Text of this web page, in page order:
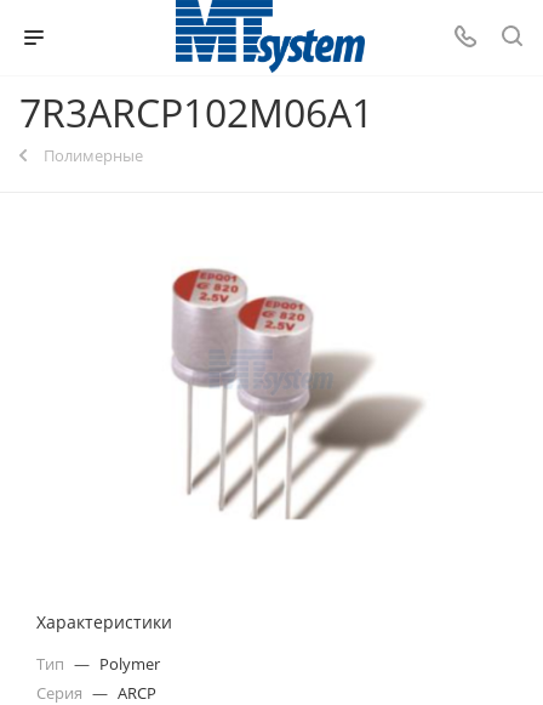
7R3ARCP102M06A1
Полимерные
Характеристики
Тип — Polymer
Серия — ARCP